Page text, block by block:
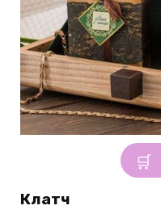
Клатч